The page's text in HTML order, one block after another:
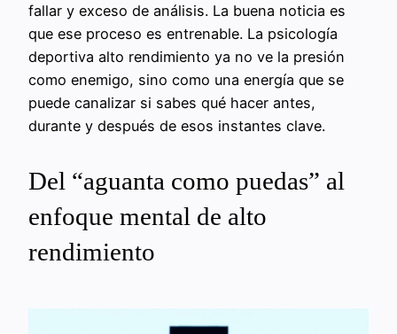
fallar y exceso de análisis. La buena noticia es
que ese proceso es entrenable. La psicología
deportiva alto rendimiento ya no ve la presión
como enemigo, sino como una energía que se
puede canalizar si sabes qué hacer antes,
durante y después de esos instantes clave.
Del “aguanta como puedas” al
enfoque mental de alto
rendimiento